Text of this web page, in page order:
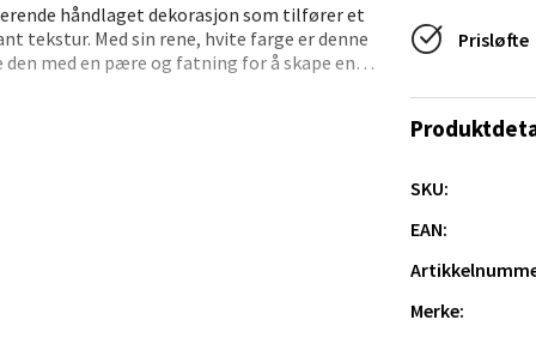
håndlaget dekorasjon som tilfører et
tekstur. Med sin rene, hvite farge er denne
med en pære og fatning for å skape en
Prisløfte
SKU:
EAN:
Merke:
- Markens